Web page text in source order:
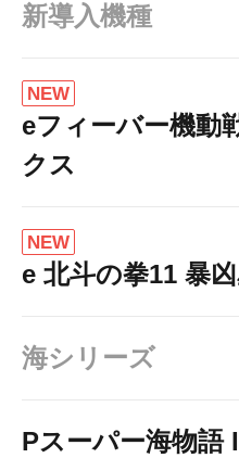
新導入機種
NEW
eフィーバー機動
クス
NEW
e 北斗の拳11 暴
海シリーズ
Pスーパー海物語